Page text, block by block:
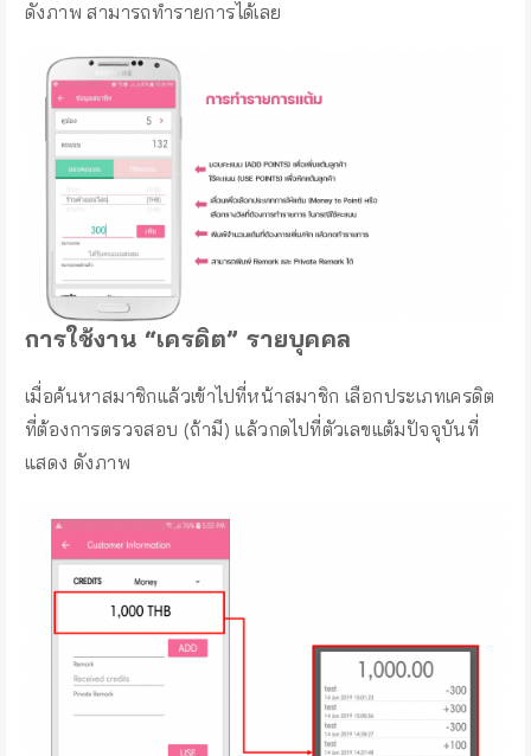
ดังภาพ สามารถทำรายการได้เลย
การใช้งาน “เครดิต” รายบุคคล
เมื่อค้นหาสมาชิกแล้วเข้าไปที่หน้าสมาชิก เลือกประเภทเครดิต
ที่ต้องการตรวจสอบ (ถ้ามี) แล้วกดไปที่ตัวเลขแต้มปัจจุบันที่
แสดง ดังภาพ